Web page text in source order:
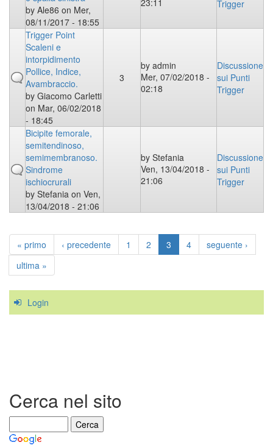
by Ale86 on Mer,
08/11/2017 - 18:55
23:11 Trigger
Trigger Point
Scaleni e
intorpidimento
Pollice, Indice,
Avambraccio.
by Giacomo Carletti
on Mar, 06/02/2018
- 18:45
3
by admin
Mer, 07/02/2018 -
02:18
Discussione
sui Punti
Trigger
Bicipite femorale,
semitendinoso,
semimembranoso.
Sindrome
ischiocrurali
by Stefania on Ven,
13/04/2018 - 21:06
by Stefania
Ven, 13/04/2018 -
21:06
Discussione
sui Punti
Trigger
« primo ‹ precedente 1 2 3 4
seguente ›
ultima »
Login
Cerca nel sito